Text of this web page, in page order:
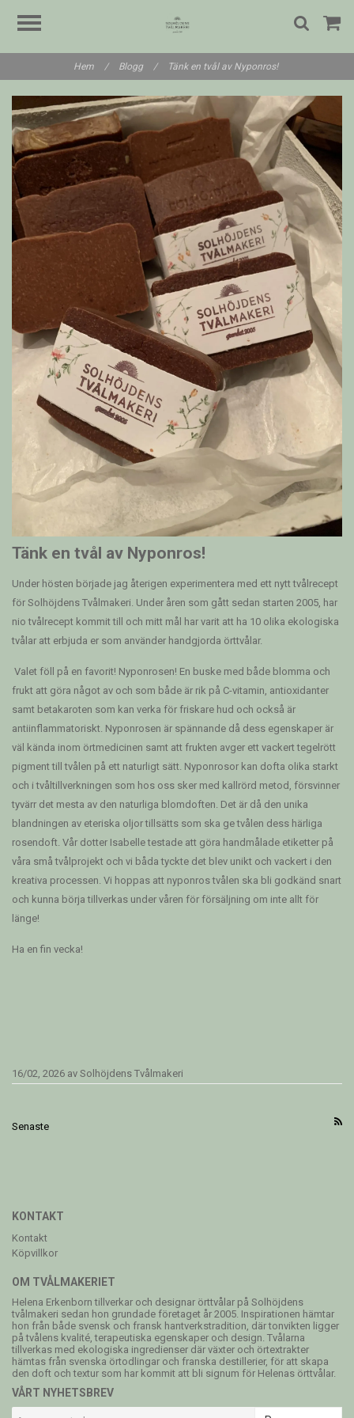
Hem / Blogg / Tänk en tvål av Nyponros!
Tänk en tvål av Nyponros!
Under hösten började jag återigen experimentera med ett nytt tvålrecept
för Solhöjdens Tvålmakeri. Under åren som gått sedan starten 2005, har
nio tvålrecept kommit till och mitt mål har varit att ha 10 olika ekologiska
tvålar att erbjuda er som använder handgjorda örttvålar.
Valet föll på en favorit! Nyponrosen! En buske med både blomma och
frukt att göra något av och som både är rik på C-vitamin, antioxidanter
samt betakaroten som kan verka för friskare hud och också är
antiinflammatoriskt. Nyponrosen är spännande då dess egenskaper är
väl kända inom örtmedicinen samt att frukten avger ett vackert tegelrött
pigment till tvålen på ett naturligt sätt. Nyponrosor kan dofta olika starkt
och i tvåltillverkningen som hos oss sker med kallrörd metod, försvinner
tyvärr det mesta av den naturliga blomdoften. Det är då den unika
blandningen av eteriska oljor tillsätts som ska ge tvålen dess härliga
rosendoft. Vår dotter Isabelle testade att göra handmålade etiketter på
våra små tvålprojekt och vi båda tyckte det blev unikt och vackert i den
kreativa processen. Vi hoppas att nyponros tvålen ska bli godkänd snart
och kunna börja tillverkas under våren för försäljning om inte allt för
länge!
Ha en fin vecka!
16/02, 2026 av Solhöjdens Tvålmakeri
Senaste
KONTAKT
Kontakt
Köpvillkor
OM TVÅLMAKERIET
Helena Erkenborn tillverkar och designar örttvålar på Solhöjdens
tvålmakeri sedan hon grundade företaget år 2005. Inspirationen hämtar
hon från både svensk och fransk hantverkstradition, där tonvikten ligger
på tvålens kvalité, terapeutiska egenskaper och design. Tvålarna
tillverkas med ekologiska ingredienser där växter och örtextrakter
hämtas från svenska örtodlingar och franska destillerier, för att skapa
den doft och textur som har kommit att bli signum för Helenas örttvålar.
VÅRT NYHETSBREV